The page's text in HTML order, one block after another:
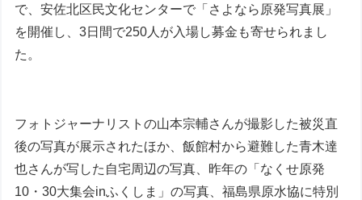
で、安佐北区民文化センターで「さよなら原発写真展」
を開催し、3日間で250人が入場し募金も寄せられまし
た。
フォトジャーナリストの山本宗輔さんが撮影した被災直
後の写真が展示されたほか、飯館村から避難した青木達
也さんが写した自宅周辺の写真、昨年の「なくせ原発
10・30大集会inふくしま」の写真、福島県原水協に特別